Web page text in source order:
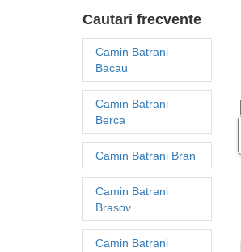
Cautari frecvente
Camin Batrani
Bacau
Camin Batrani
Berca
Camin Batrani Bran
Camin Batrani
Brasov
Camin Batrani